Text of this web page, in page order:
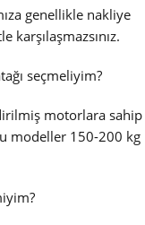
genellikle nakliye
seçmeliyim?
motorlara sahip
modeller 150-200 kg